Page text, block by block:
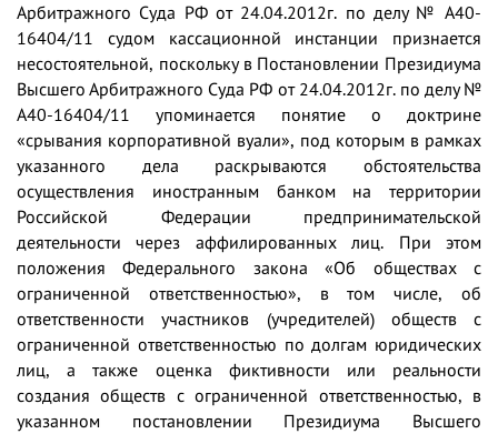
Арбитражного Суда РФ от 24.04.2012г. по делу № А40-
16404/11 судом кассационной инстанции признается
несостоятельной, поскольку в Постановлении Президиума
Высшего Арбитражного Суда РФ от 24.04.2012г. по делу №
А40-16404/11 упоминается понятие о доктрине
«срывания корпоративной вуали», под которым в рамках
указанного дела раскрываются обстоятельства
осуществления иностранным банком на территории
Российской Федерации предпринимательской
деятельности через аффилированных лиц. При этом
положения Федерального закона «Об обществах с
ограниченной ответственностью», в том числе, об
ответственности участников (учредителей) обществ с
ограниченной ответственностью по долгам юридических
лиц, а также оценка фиктивности или реальности
создания обществ с ограниченной ответственностью, в
указанном постановлении Президиума Высшего